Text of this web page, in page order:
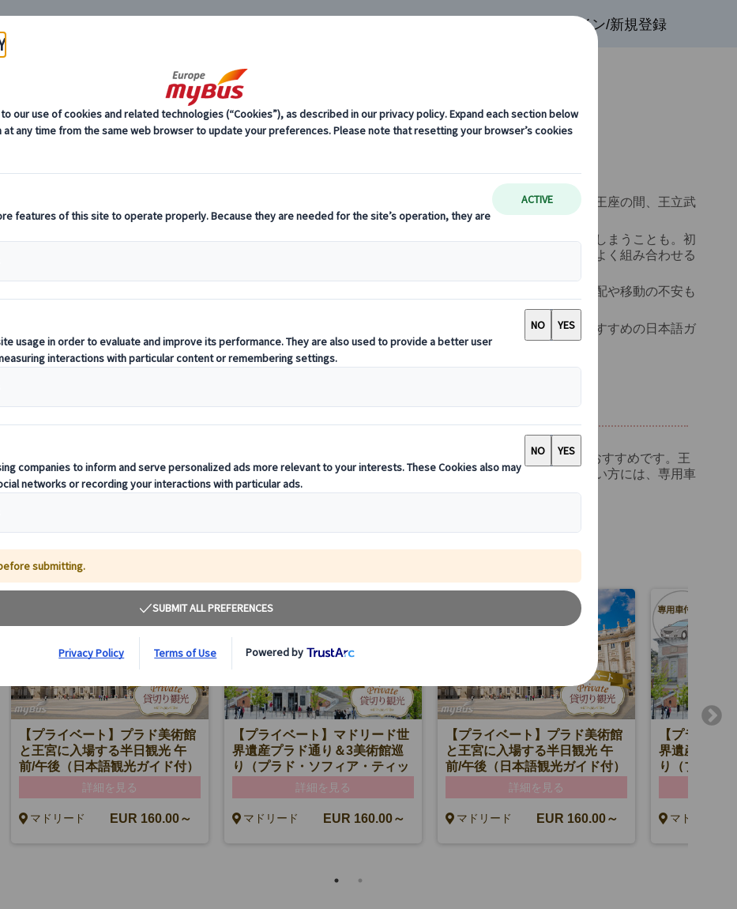
ログイン/新規登録
マドリード王宮 (2)
は、スペイン王室ゆかりの壮麗な宮殿で、マドリード観光で外せない人気スポットです。王座の間、王立武
具博物館、王室薬局、王室礼拝堂など、スペインの歴史と芸術を感じられる見どころが多くあります。
個人でも見学できますが、内部は広く、歴史背景を知らないと「豪華だった」という印象だけで終わってしまうことも。初
めてのマドリード旅行では、王宮の見どころを押さえながら、プラド美術館など市内の人気観光地と効率よく組み合わせる
です。王宮内部の解説に加え、チケット手配や移動の不安も
本ページでは、マドリード王宮の見どころ、チケット・所要時間、衛兵交代や展望台などの周辺情報、おすすめの日本語ガ
イド付きツアーをご紹介します。
マドリード王宮観光のおすすめツアー
王宮内部をしっかり見学したい方には、プラド美術館と王宮に入場する4時間のプライベート半日観光がおすすめです。王
宮やアルムデナ大聖堂、世界遺産パセオ・デル・プラド、マドリードの美術館エリアもまとめて楽しみたい方には、専用車
付きのプライベートツアーもご用意しています。
【プライベート】プラド美術館
と王宮に入場する半日観光 午
前/午後（日本語観光ガイド付）
詳細を見る
マドリード EUR 160.00～
【プライベート】マドリード世
界遺産プラド通り＆3美術館巡
り（プラド・ソフィア・ティッ
セン）日本語ガイド・専用車付
午前観光
詳細を見る
マドリード EUR 160.00～
【プライベート】プラド美術館
と王宮に入場する半日観光 午
前/午後（日本語観光ガイド付）
詳細を見る
マドリード EUR 160.00～
【プライベ
界遺産プラ
り（プラド
午前観光
マドリード